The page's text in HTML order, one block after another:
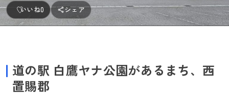
いいね0 シェア
道の駅 白鷹ヤナ公園があるまち、西
置賜郡